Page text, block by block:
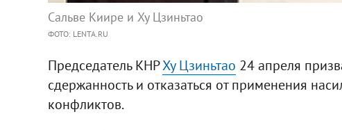
Сальве Киире и Ху Цзиньтао
ФОТО: LENTA.RU
Председатель КНРХу Цзиньтао 24 апреля
сдержанность и отказаться от применения
конфликтов.